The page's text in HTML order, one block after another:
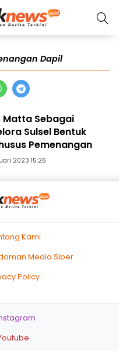
Dapil
Matta Sebagai
Sulsel Bentuk
Pemenangan
2023 15:26
Kami
Media Siber
Policy